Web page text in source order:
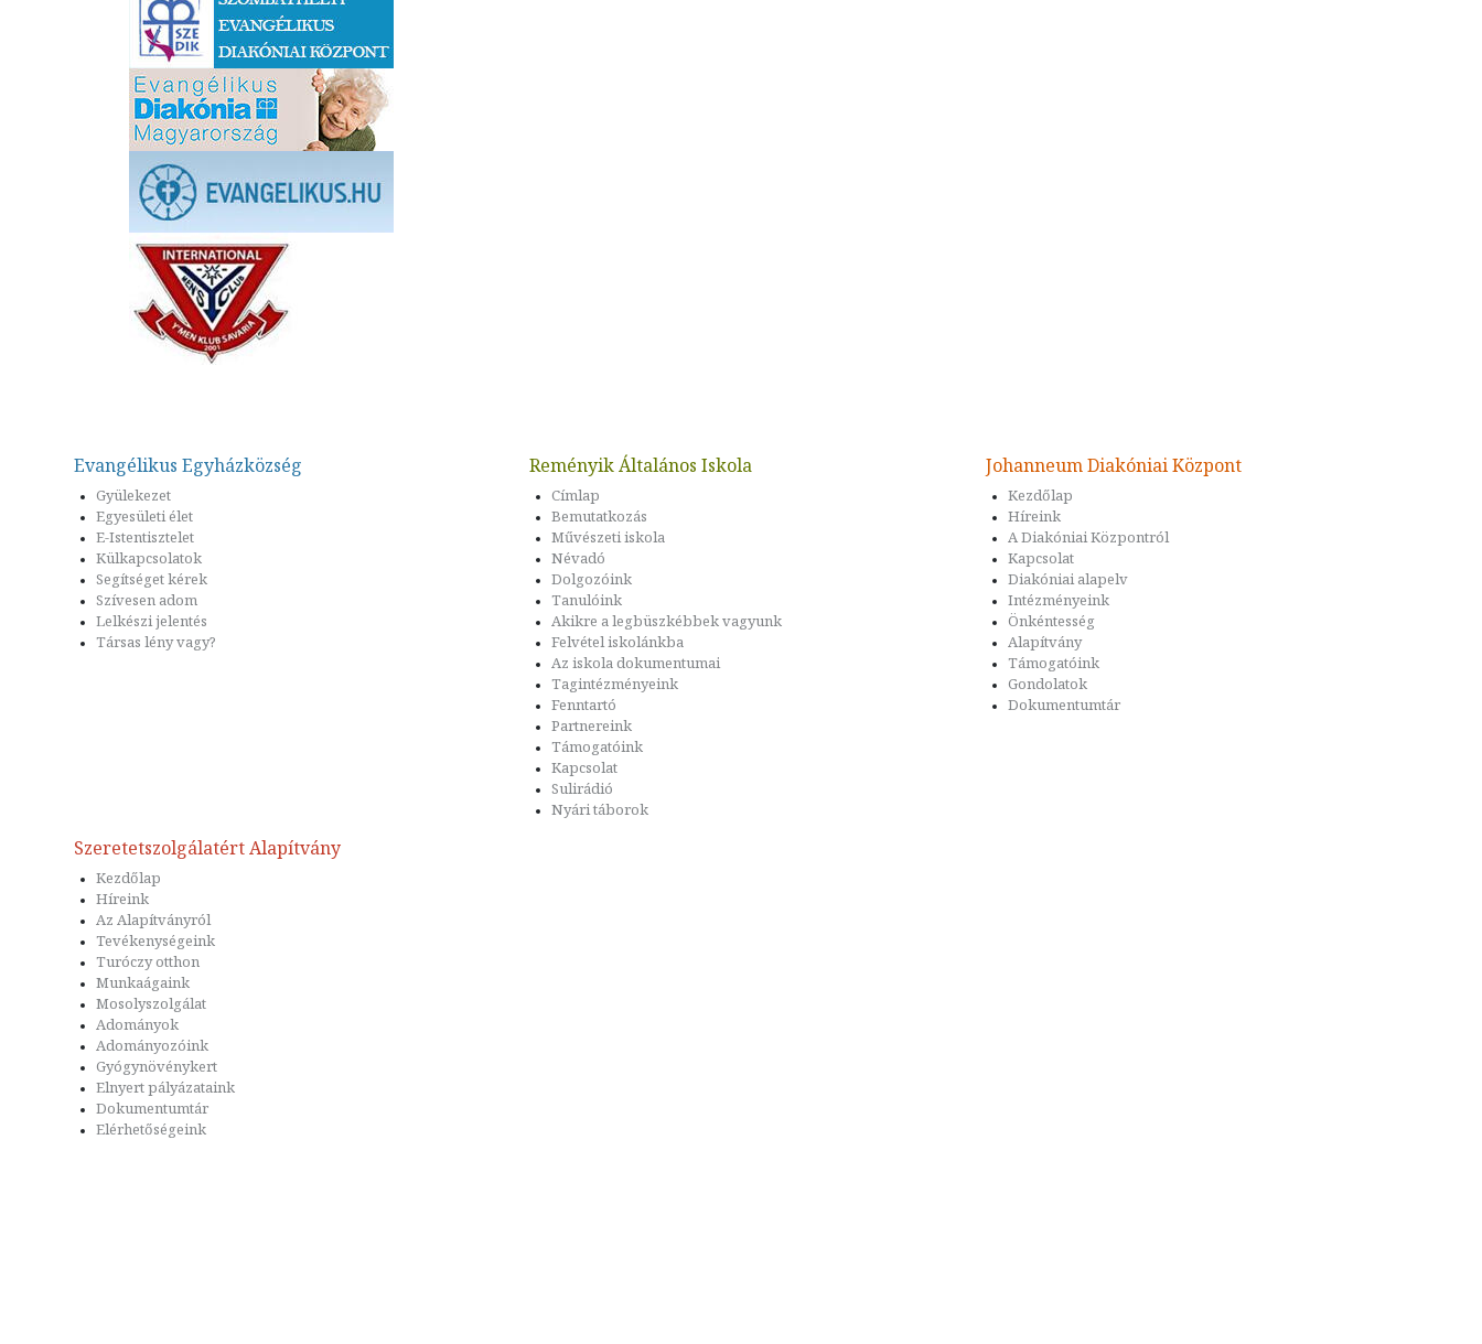
Evangélikus Egyházközség
Gyülekezet
Egyesületi élet
E-Istentisztelet
Külkapcsolatok
Segítséget kérek
Szívesen adom
Lelkészi jelentés
Társas lény vagy?
Reményik Általános Iskola
Címlap
Bemutatkozás
Művészeti iskola
Névadó
Dolgozóink
Tanulóink
Akikre a legbüszkébbek vagyunk
Felvétel iskolánkba
Az iskola dokumentumai
Tagintézményeink
Fenntartó
Partnereink
Támogatóink
Kapcsolat
Sulirádió
Nyári táborok
Johanneum Diakóniai Központ
Kezdőlap
Híreink
A Diakóniai Központról
Kapcsolat
Diakóniai alapelv
Intézményeink
Önkéntesség
Alapítvány
Támogatóink
Gondolatok
Dokumentumtár
Szeretetszolgálatért Alapítvány
Kezdőlap
Híreink
Az Alapítványról
Tevékenységeink
Turóczy otthon
Munkaágaink
Mosolyszolgálat
Adományok
Adományozóink
Gyógynövénykert
Elnyert pályázataink
Dokumentumtár
Elérhetőségeink